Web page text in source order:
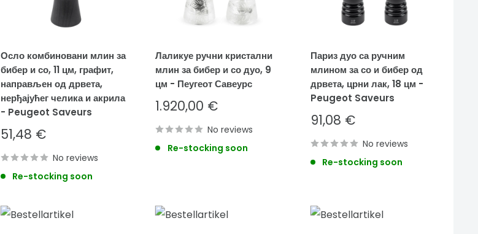
Осло комбиновани млин за
бибер и со, 11 цм, графит,
направљен од дрвета,
нерђајућег челика и акрила
- Peugeot Saveurs
Sale
price
51,48 €
No reviews
Re-stocking soon
Лаликуе ручни кристални
млин за бибер и со дуо, 9
цм - Пеугеот Савеурс
Sale
price
1.920,00 €
No reviews
Re-stocking soon
Париз дуо са ручним
млином за со и бибер од
дрвета, црни лак, 18 цм -
Peugeot Saveurs
Sale
price
91,08 €
No reviews
Re-stocking soon